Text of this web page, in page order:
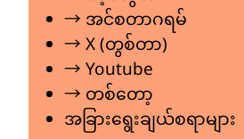
→ အင်စတာဂရမ်
→ X (တွစ်တာ)
→ Youtube
→ တစ်တော့
အခြားရွေးချယ်စရာများ